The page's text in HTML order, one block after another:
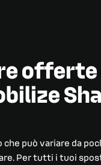
offerte
può variare da
Per tutti i tuoi